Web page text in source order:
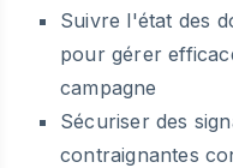
Suivre l'état des
pour gérer
campagne
Sécuriser des
contraignantes